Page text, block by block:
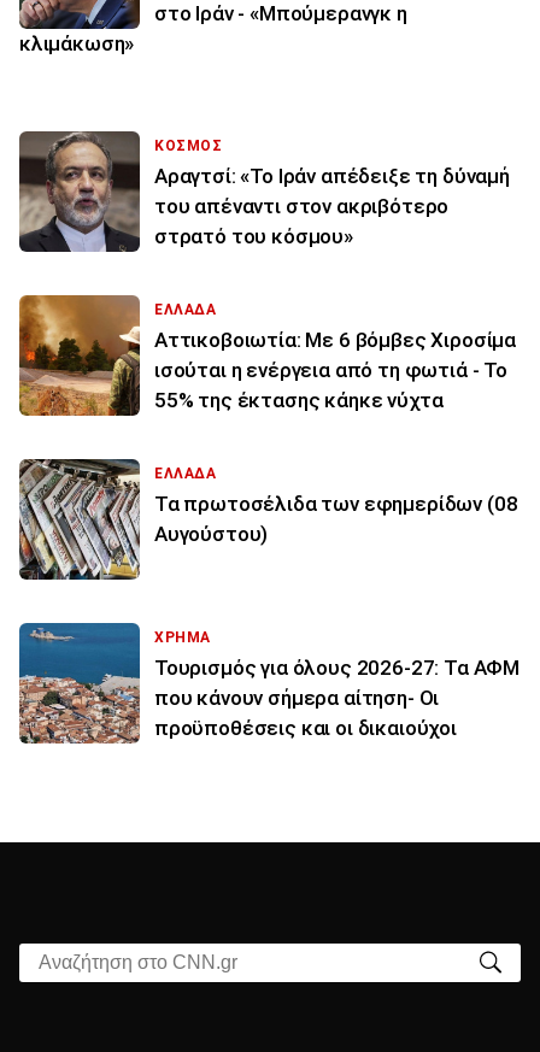
στο Ιράν - «Μπούμερανγκ η
κλιμάκωση»
ΚΟΣΜΟΣ
Αραγτσί: «Το Ιράν απέδειξε τη δύναμή
του απέναντι στον ακριβότερο
στρατό του κόσμου»
ΕΛΛΑΔΑ
Αττικοβοιωτία: Με 6 βόμβες Χιροσίμα
ισούται η ενέργεια από τη φωτιά - Το
55% της έκτασης κάηκε νύχτα
ΕΛΛΑΔΑ
Τα πρωτοσέλιδα των εφημερίδων (08
Αυγούστου)
ΧΡΗΜΑ
Τουρισμός για όλους 2026-27: Τα ΑΦΜ
που κάνουν σήμερα αίτηση- Οι
προϋποθέσεις και οι δικαιούχοι
Αναζήτηση στο CNN.gr